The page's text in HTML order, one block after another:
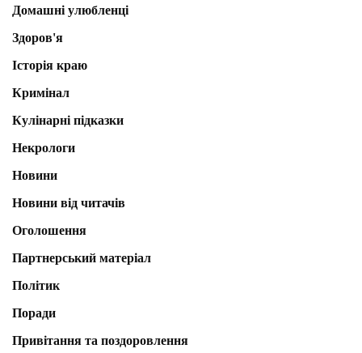
Домашні улюбленці
Здоров'я
Історія краю
Кримінал
Кулінарні підказки
Некрологи
Новини
Новини від читачів
Оголошення
Партнерський матеріал
Політик
Поради
Привітання та поздоровлення